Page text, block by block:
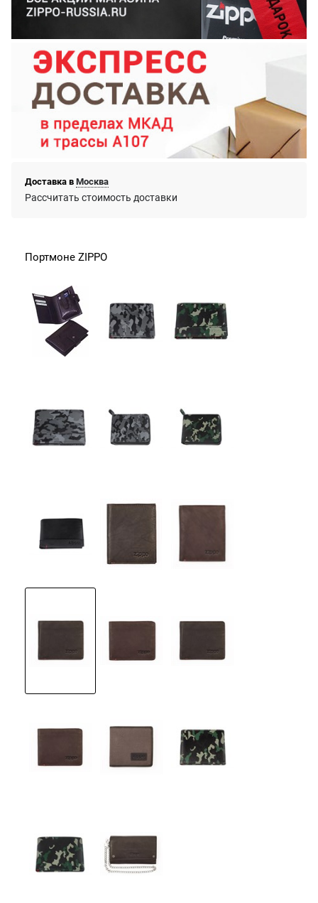
Доставка в Москва
Рассчитать стоимость доставки
Портмоне ZIPPO